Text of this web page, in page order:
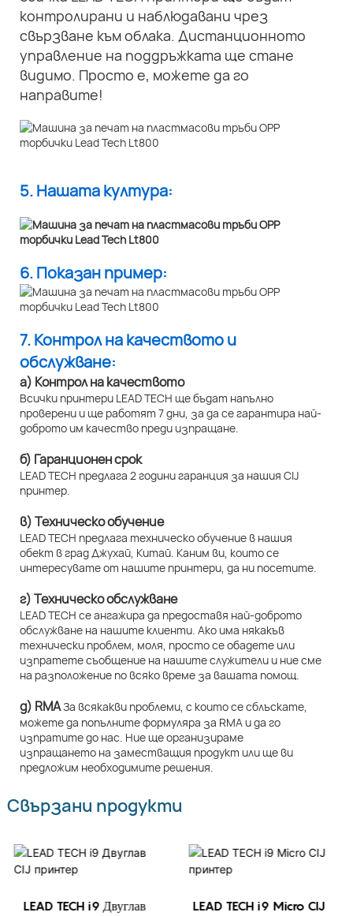
контролирани и наблюдавани чрез
свързване към облака. Дистанционното
управление на поддръжката ще стане
видимо. Просто е, можете да го
направите!
5. Нашата култура:
6. Показан пример:
7. Контрол на качеството и
обслужване:
а) Контрол на качеството
Всички принтери LEAD TECH ще бъдат напълно
проверени и ще работят 7 дни, за да се гарантира най-
доброто им качество преди изпращане.
б) Гаранционен срок
LEAD TECH предлага 2 години гаранция за нашия CIJ
принтер.
в) Техническо обучение
LEAD TECH предлага техническо обучение в нашия
обект в град Джухай, Китай. Каним ви, които се
интересувате от нашите принтери, да ни посетите.
г) Техническо обслужване
LEAD TECH се ангажира да предоставя най-доброто
обслужване на нашите клиенти. Ако има някакъв
технически проблем, моля, просто се обадете или
изпратете съобщение на нашите служители и ние сме
на разположение по всяко време за вашата помощ.
д) RMAЗа всякакви проблеми, с които се сблъскате,
можете да попълните формуляра за RMA и да го
изпратите до нас. Ние ще организираме
изпращането на заместващия продукт или ще ви
предложим необходимите решения.
Свързани продукти
LEAD TECH i9 Двуглав
LEAD TECH i9 Micro CIJ